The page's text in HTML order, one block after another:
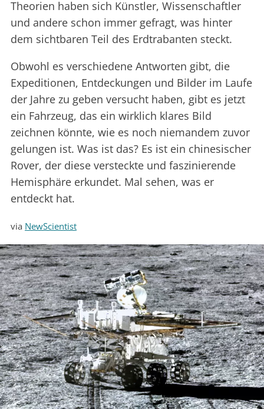
Theorien haben sich Künstler, Wissenschaftler
und andere schon immer gefragt, was hinter
dem sichtbaren Teil des Erdtrabanten steckt.
Obwohl es verschiedene Antworten gibt, die
Expeditionen, Entdeckungen und Bilder im Laufe
der Jahre zu geben versucht haben, gibt es jetzt
ein Fahrzeug, das ein wirklich klares Bild
zeichnen könnte, wie es noch niemandem zuvor
gelungen ist. Was ist das? Es ist ein chinesischer
Rover, der diese versteckte und faszinierende
Hemisphäre erkundet. Mal sehen, was er
entdeckt hat.
via NewScientist